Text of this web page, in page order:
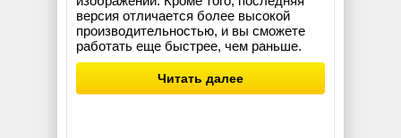
версия отличается более высокой
производительностью, и вы сможете
работать еще быстрее, чем раньше.
Читать далее